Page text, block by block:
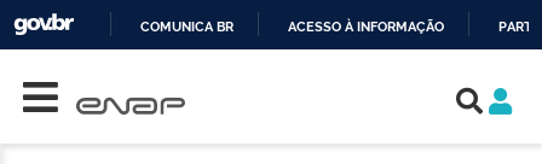
COMUNICA BR ACESSO À INFORMAÇÃO